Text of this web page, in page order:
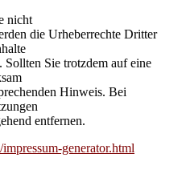
nicht
die Urheberrechte Dritter
Sollten Sie trotzdem auf eine
Hinweis. Bei
entfernen.
generator.html